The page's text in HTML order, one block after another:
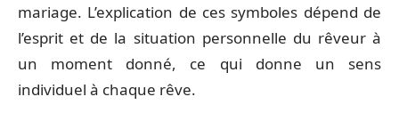
mariage. L’explication de ces symboles dépend de
l’esprit et de la situation personnelle du rêveur à
un moment donné, ce qui donne un sens
individuel à chaque rêve.